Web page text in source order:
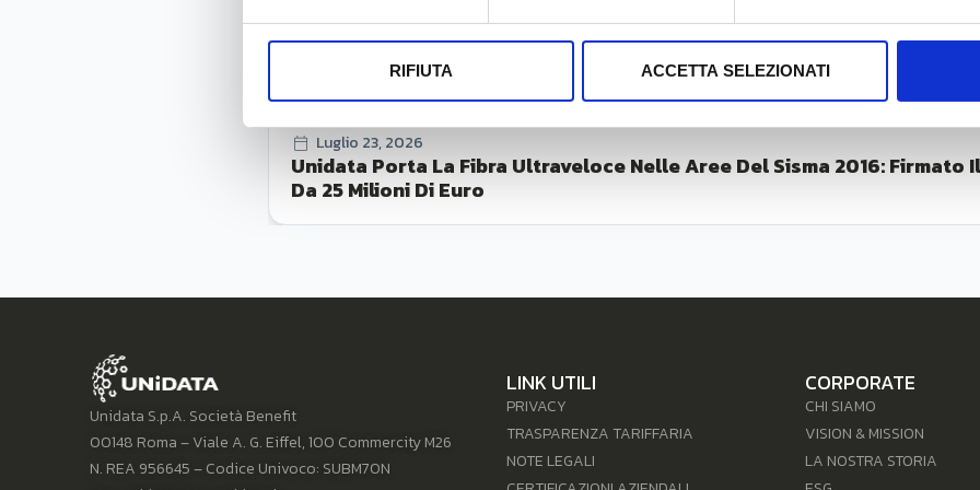
RIFIUTA ACCETTA SELEZIONATI
Luglio 23, 2026
Unidata Porta La Fibra Ultraveloce Nelle Aree Del Sisma 2016:
Da 25 Milioni Di Euro
Unidata S.p.A. Società Benefit
00148 Roma – Viale A. G. Eiffel, 100 Commercity M26
N. REA 956645 – Codice Univoco: SUBM70N
LINK UTILI
PRIVACY
TRASPARENZA TARIFFARIA
NOTE LEGALI
CORPORATE
CHI SIAMO
VISION & MISSION
LA NOSTRA STORIA